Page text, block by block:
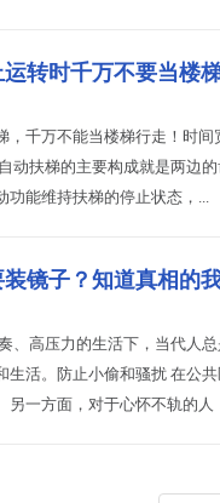
转时千万不要当楼
万不能当楼梯行走！时间
扶梯的主要构成就是两边
功能维持扶梯的停止状态，...
镜子？知道真相的
、高压力的生活下，当代人
生活。防止小偷和骚扰 在公
另一方面，对于心怀不轨的